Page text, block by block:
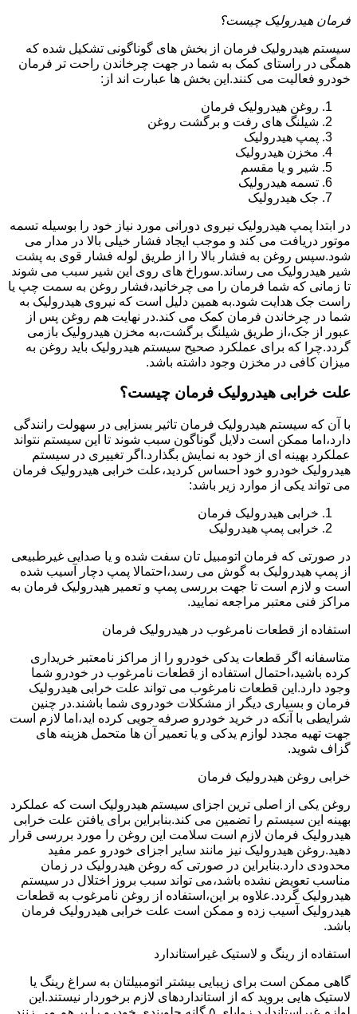
فرمان هیدرولیک چیست؟
سیستم هیدرولیک فرمان از بخش های گوناگونی تشکیل شده که
همگی در راستای کمک به شما در جهت چرخاندن راحت تر فرمان
خودرو فعالیت می کنند.این بخش ها عبارت اند از:
روغن هیدرولیک فرمان
شیلنگ های رفت و برگشت روغن
پمپ هیدرولیک
مخزن هیدرولیک
شیر و یا مقسم
تسمه هیدرولیک
جک هیدرولیک
در ابتدا پمپ هیدرولیک نیروی دورانی مورد نیاز خود را بوسیله تسمه
موتور دریافت می کند و موجب ایجاد فشار خیلی بالا در مدار می
شود.سپس روغن به فشار بالا را از طریق لوله فشار قوی به پشت
شیر هیدرولیک می رساند.سوراخ های روی این شیر سبب می شوند
تا زمانی که شما فرمان را می چرخانید،فشار روغن به سمت چپ یا
راست جک هدایت شود.به همین دلیل است که نیروی هیدرولیک به
شما در چرخاندن فرمان کمک می کند.در نهایت هم روغن پس از
عبور از جک،از طریق شیلنگ برگشت،به مخزن هیدرولیک بازمی
گردد.چرا که برای عملکرد صحیح سیستم هیدرولیک باید روغن به
میزان کافی در مخزن وجود داشته باشد.
علت خرابی هیدرولیک فرمان چیست؟
با آن که سیستم هیدرولیک فرمان تاثیر بسزایی در سهولت رانندگی
دارد،اما ممکن است دلایل گوناگون سبب شوند تا این سیستم نتواند
عملکرد بهینه ای از خود به نمایش بگذارد.اگر تغییری در سیستم
هیدرولیک خودرو خود احساس کردید،علت خرابی هیدرولیک فرمان
می تواند یکی از موارد زیر باشد:
خرابی هیدرولیک فرمان
خرابی پمپ هیدرولیک
در صورتی که فرمان اتومبیل تان سفت شده و یا صدایی غیرطبیعی
از پمپ هیدرولیک به گوش می رسد،احتمالا پمپ دچار آسیب شده
است و لازم است تا جهت بررسی پمپ و تعمیر هیدرولیک فرمان به
مراکز فنی معتبر مراجعه نمایید.
استفاده از قطعات نامرغوب در هیدرولیک فرمان
متاسفانه اگر قطعات یدکی خودرو را از مراکز نامعتبر خریداری
کرده باشید،احتمال استفاده از قطعات نامرغوب در خودرو شما
وجود دارد.این قطعات نامرغوب می تواند علت خرابی هیدرولیک
فرمان و بسیاری دیگر از مشکلات خودروی شما باشند.در چنین
شرایطی با آنکه در خرید خودرو صرفه جویی کرده اید،اما لازم است
جهت تهیه مجدد لوازم یدکی و یا تعمیر آن ها متحمل هزینه های
گزاف شوید.
خرابی روغن هیدرولیک فرمان
روغن یکی از اصلی ترین اجزای سیستم هیدرولیک است که عملکرد
بهینه این سیستم را تضمین می کند.بنابراین برای یافتن علت خرابی
هیدرولیک فرمان لازم است سلامت این روغن را مورد بررسی قرار
دهید.روغن هیدرولیک نیز مانند سایر اجزای خودرو عمر مفید
محدودی دارد.بنابراین در صورتی که روغن هیدرولیک در زمان
مناسب تعویض نشده باشد،می تواند سبب بروز اختلال در سیستم
هیدرولیک گردد.علاوه بر این،استفاده از روغن نامرغوب به قطعات
هیدرولیک آسیب زده و ممکن است علت خرابی هیدرولیک فرمان
باشد.
استفاده از رینگ و لاستیک غیراستاندارد
گاهی ممکن است برای زیبایی بیشتر اتومبیلتان به سراغ رینگ یا
لاستیک هایی بروید که از استانداردهای لازم برخوردار نیستند.این